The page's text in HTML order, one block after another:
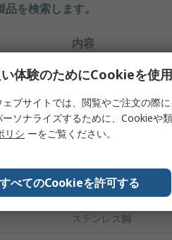
を検索します。
内容
ALWAYSE
ボールトランスファ
32mm
125kg
ステンレス鋼
体験のためにCookieを使
ェブサイトでは、閲覧やご注文の際
ーソナライズするために、Cookieや
リシ ーをご覧ください。
すべてのCookieを許可する